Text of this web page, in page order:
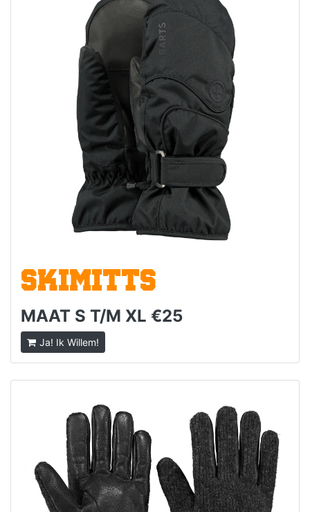
SKIMITTS
MAAT S T/M XL €25
Ja! Ik Willem!